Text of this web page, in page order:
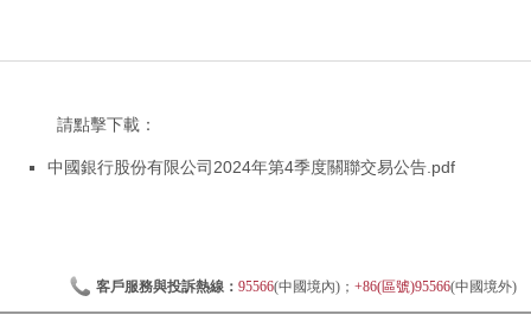
請點擊下載：
中國銀行股份有限公司2024年第4季度關聯交易公告.pdf
客戶服務與投訴熱線： 95566(中國境內)； +86(區號)95566(中國境外)